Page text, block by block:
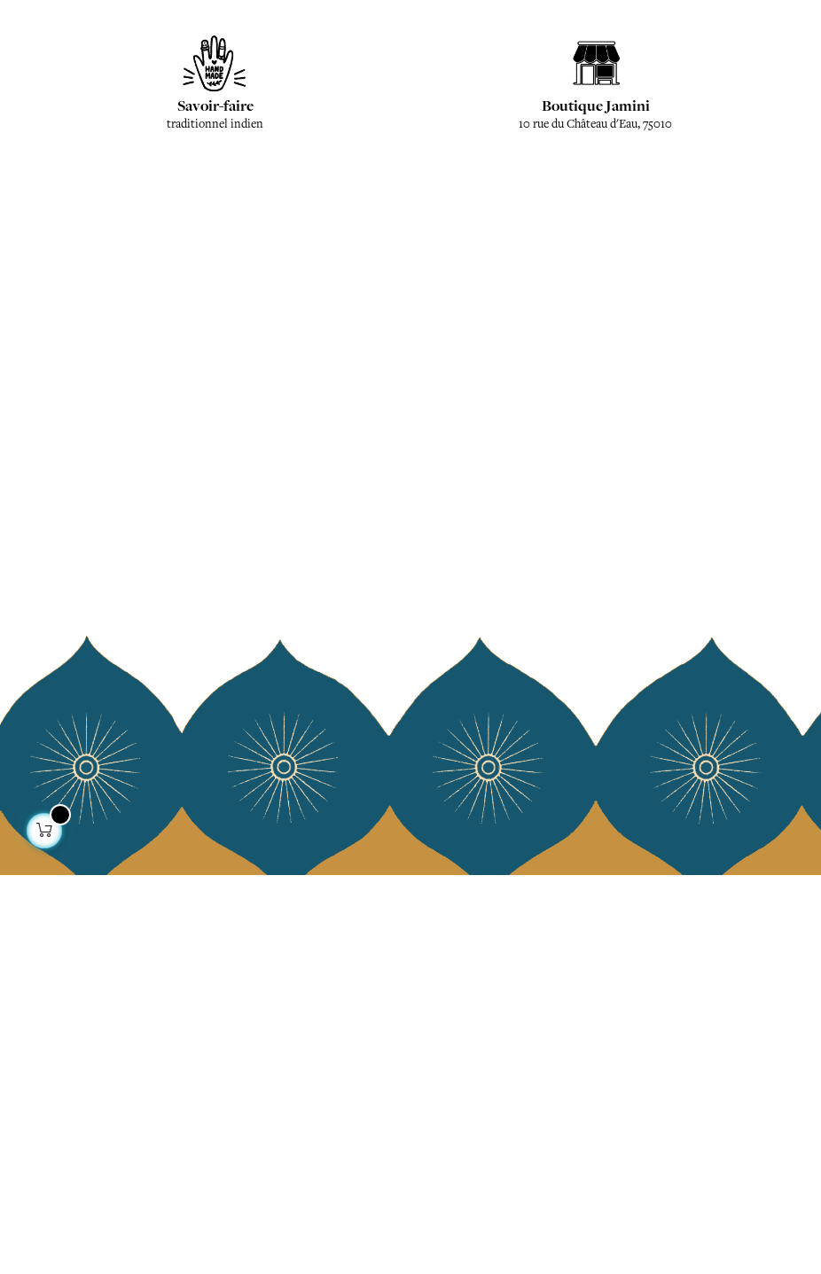
Savoir-faire
traditionnel indien
Boutique Jamini
10 rue du Château d'Eau, 75010